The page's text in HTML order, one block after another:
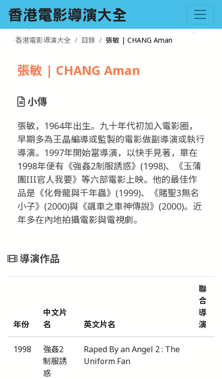
香港電影導演大全 目錄 張敏 | CHANG Aman
張敏 | CHANG Aman
小傳
張敏，1964年出生。九十年代初加入電影圈，
早期多為王晶編導或監製的電影做副導演或執行
導演。1997年開始當導演，以快手見著，單在
1998年便有《強姦2制服誘惑》(1998)、《玉蒲
團III官人我要》等六部電影上映。他的最佳作
品是《化骨龍與千年蟲》(1999)、《賭聖3無名
小子》(2000)與《飊車之車神傳說》(2000)。近
年多在內地拍攝電影與電視劇。
導演作品
年份
中文片
名
英文片名
聯
合
導
演
1998
強姦2
制服誘
惑
Raped By an Angel 2 : The
Uniform Fan